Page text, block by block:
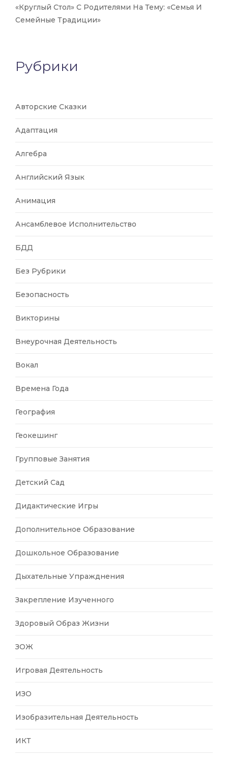
«Круглый Стол» С Родителями На Тему: «Семья И
Семейные Традиции»
Рубрики
Авторские Сказки
Адаптация
Алгебра
Английский Язык
Анимация
Ансамблевое Исполнительство
БДД
Без Рубрики
Безопасность
Викторины
Внеурочная Деятельность
Вокал
Времена Года
География
Геокешинг
Групповые Занятия
Детский Сад
Дидактические Игры
Дополнительное Образование
Дошкольное Образование
Дыхательные Упражднения
Закрепление Изученного
Здоровый Образ Жизни
ЗОЖ
Игровая Деятельность
ИЗО
Изобразительная Деятельность
ИКТ